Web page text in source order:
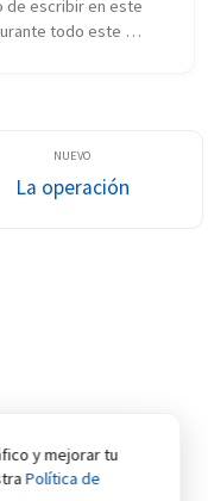
de escribir en este
todo este
La operación
y mejorar tu
Política de